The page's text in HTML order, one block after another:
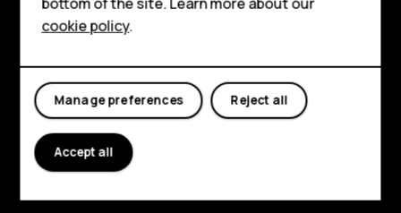
For business
Tablets
Planet and people
Support
FacebookInstagram
Tiktok
cookie policy.
Reject all
Manage preferences
Accept all